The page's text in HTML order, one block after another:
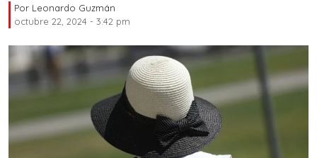
Por Leonardo Guzmán
octubre 22, 2024 - 3:42 pm